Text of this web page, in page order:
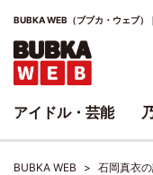
BUBKA WEB（ブブカ・ウェブ）
BUBKA WEB 石岡真衣
アイドル・芸能